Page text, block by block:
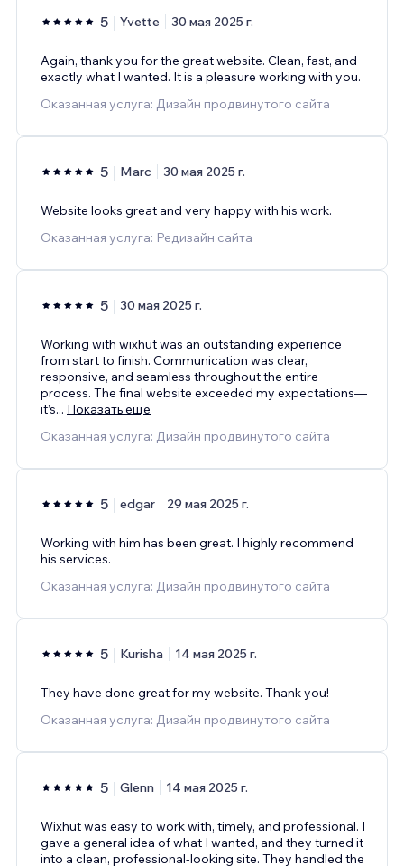
5 Yvette 30 мая 2025 г.
Again, thank you for the great website. Clean, fast, and
exactly what I wanted. It is a pleasure working with you.
Оказанная услуга: Дизайн продвинутого сайта
5 Marc 30 мая 2025 г.
Website looks great and very happy with his work.
Оказанная услуга: Редизайн сайта
5 30 мая 2025 г.
Working with wixhut was an outstanding experience
from start to finish. Communication was clear,
responsive, and seamless throughout the entire
process. The final website exceeded my expectations—
it’s... Показать еще
Оказанная услуга: Дизайн продвинутого сайта
5 edgar 29 мая 2025 г.
Working with him has been great. I highly recommend
his services.
Оказанная услуга: Дизайн продвинутого сайта
5 Kurisha 14 мая 2025 г.
They have done great for my website. Thank you!
Оказанная услуга: Дизайн продвинутого сайта
5 Glenn 14 мая 2025 г.
Wixhut was easy to work with, timely, and professional. I
gave a general idea of what I wanted, and they turned it
into a clean, professional-looking site. They handled the